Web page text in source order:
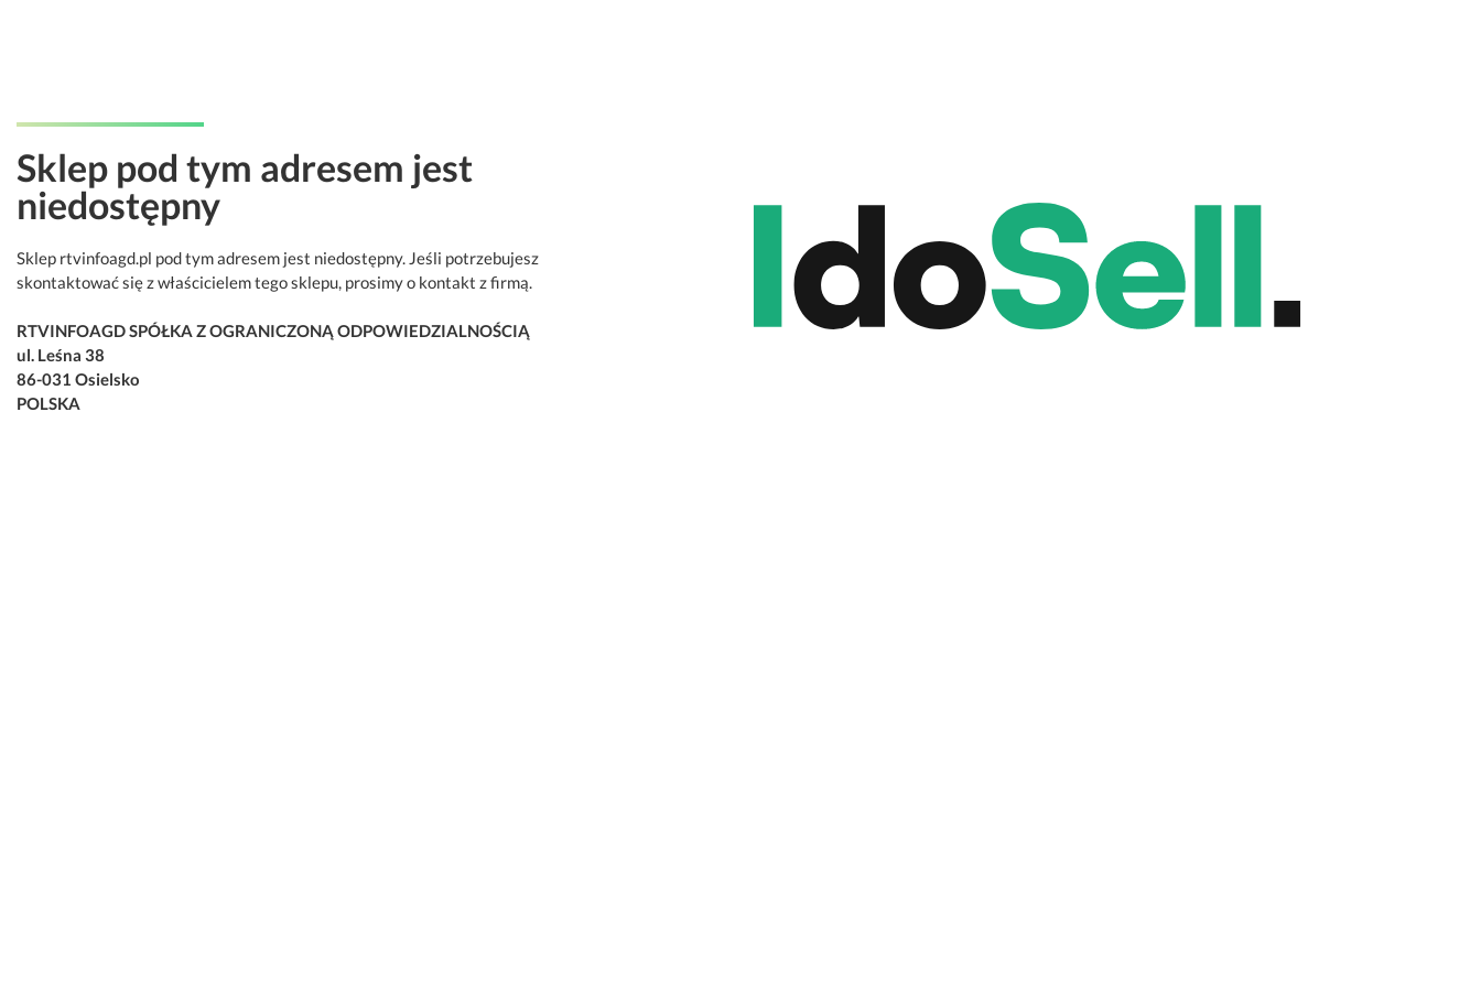
Sklep pod tym adresem jest
niedostępny
Sklep rtvinfoagd.pl pod tym adresem jest niedostępny. Jeśli potrzebujesz
skontaktować się z właścicielem tego sklepu, prosimy o kontakt z firmą.
RTVINFOAGD SPÓŁKA Z OGRANICZONĄ ODPOWIEDZIALNOŚCIĄ
ul. Leśna 38
86-031 Osielsko
POLSKA